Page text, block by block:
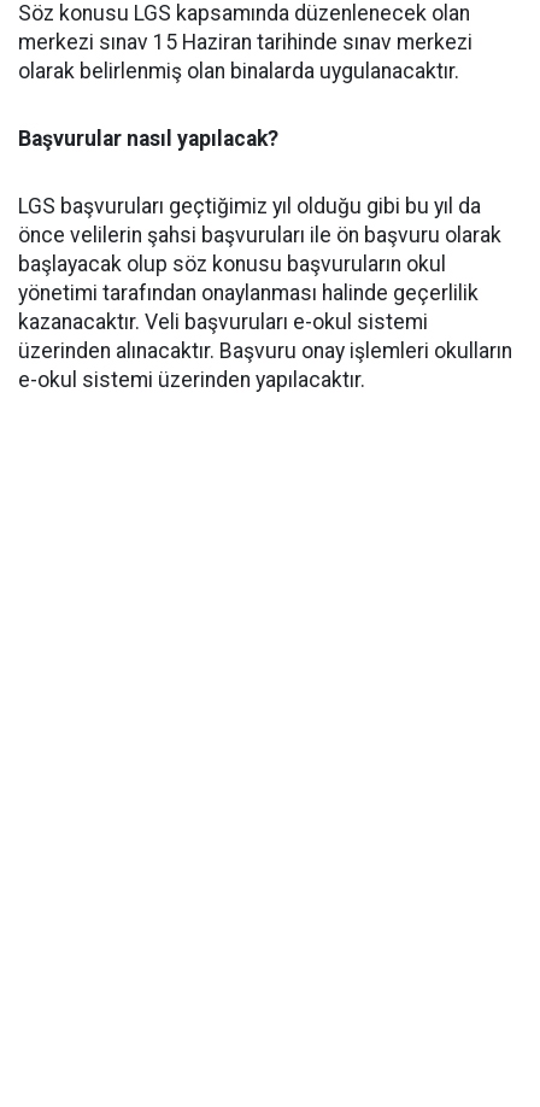
Söz konusu LGS kapsamında düzenlenecek olan
merkezi sınav 15 Haziran tarihinde sınav merkezi
olarak belirlenmiş olan binalarda uygulanacaktır.
Başvurular nasıl yapılacak?
LGS başvuruları geçtiğimiz yıl olduğu gibi bu yıl da
önce velilerin şahsi başvuruları ile ön başvuru olarak
başlayacak olup söz konusu başvuruların okul
yönetimi tarafından onaylanması halinde geçerlilik
kazanacaktır. Veli başvuruları e-okul sistemi
üzerinden alınacaktır. Başvuru onay işlemleri okulların
e-okul sistemi üzerinden yapılacaktır.